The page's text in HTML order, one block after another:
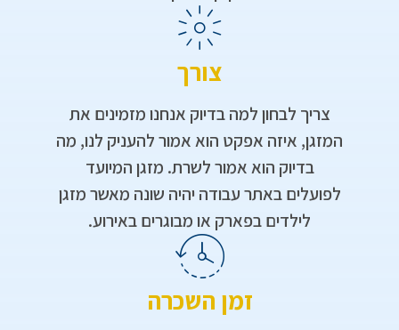
צורך
צריך לבחון למה בדיוק אנחנו מזמינים את
המזגן, איזה אפקט הוא אמור להעניק לנו, מה
בדיוק הוא אמור לשרת. מזגן המיועד
לפועלים באתר עבודה יהיה שונה מאשר מזגן
לילדים בפארק או מבוגרים באירוע.
זמן השכרה